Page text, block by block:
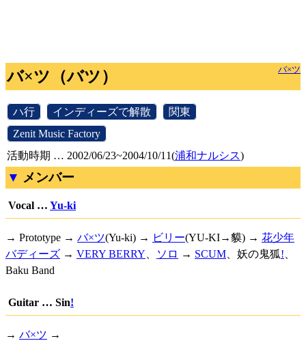
バ×ツ
バ×ツ（バツ）
ハ行 インディーズで解散 関東
Zenit Music Factory
活動時期 … 2002/06/23~2004/10/11(浦和ナルシス)
メンバー
Vocal … Yu-ki
→ Prototype → バ×ツ(Yu-ki) → ビリー(YU-KI→貘) → 花少年
バディーズ → VERY BERRY ソロ → SCUM 妖の鬼狐!
Baku Band
Guitar … Sin!
→ バ×ツ →